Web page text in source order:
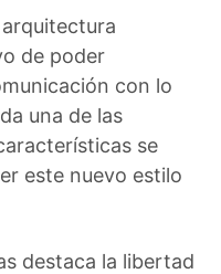
de poder
con lo
una de las
se
este nuevo estilo
destaca la libertad